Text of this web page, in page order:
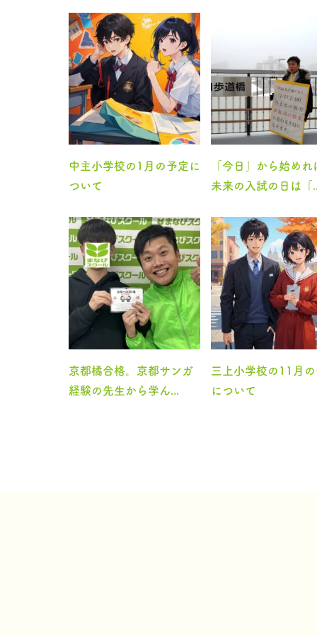
中主小学校の1月の予定に
ついて
「今日」から始めれ
未来の入試の日は「
京都橘合格。京都サンガ
経験の先生から学ん...
三上小学校の11月
について